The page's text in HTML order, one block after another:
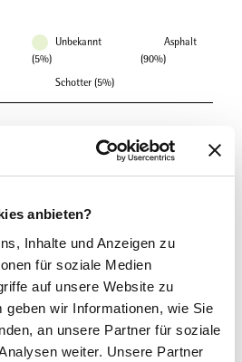
anbieten?
, Inhalte und Anzeigen zu
für soziale Medien
auf unsere Website zu
geben wir Informationen, wie Sie
an unsere Partner für soziale
weiter. Unsere Partner
Unbekannt
(5%)
Asphalt
(90%)
Schotter (5%)
Okt Nov Dez
Logo des Twisteradwegs